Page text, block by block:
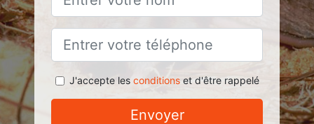
J'accepte les conditionset d'être rappelé
Envoyer